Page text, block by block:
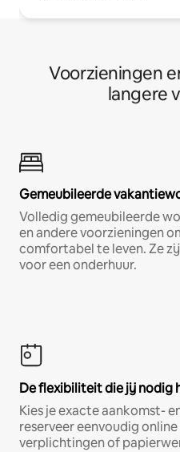
Voorzieningen
langere
Gemeubileerde
Volledig gemeubileerde
en andere voorzieningen
comfortabel te leven. Ze
voor een onderhuur.
De flexibiliteit die jij nodig
Kies je exacte aankomst-
reserveer eenvoudig
verplichtingen of